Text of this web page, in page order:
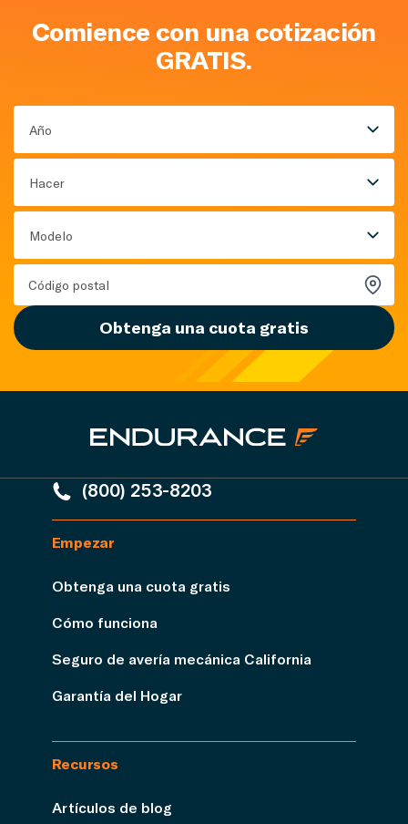
Comience con una cotización
GRATIS.
Año
Hacer
Modelo
Obtenga una cuota gratis
(800) 253-8203
Empezar
Obtenga una cuota gratis
Cómo funciona
Seguro de avería mecánica California
Garantía del Hogar
Recursos
Artículos de blog